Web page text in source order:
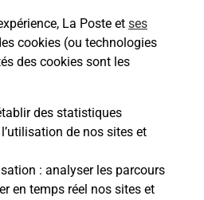
La Poste et ses
cookies (ou technologies
des cookies sont les
des statistiques
de nos sites et
: analyser les parcours
en temps réel nos sites et
un colis depuis :
(13013) ? Découvrez
par La Poste.
posées